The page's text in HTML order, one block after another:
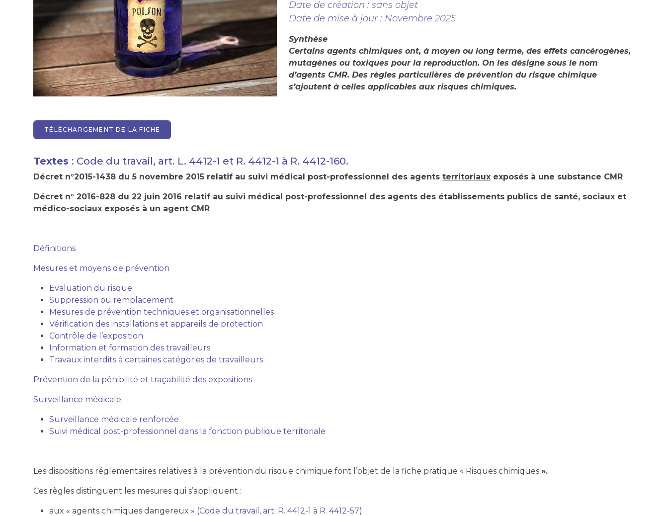
TÉLÉCHARGEMENT DE LA FICHE
Date de création : sans objet
Date de mise à jour : Novembre 2025
Synthèse
Certains agents chimiques ont, à moyen ou long terme, des effets cancérogènes,
mutagènes ou toxiques pour la reproduction. On les désigne sous le nom
d’agents CMR. Des règles particulières de prévention du risque chimique
s’ajoutent à celles applicables aux risques chimiques.
Textes : Code du travail, art. L. 4412-1 et R. 4412-1 à R. 4412-160.
Décret n°2015-1438 du 5 novembre 2015 relatif au suivi médical post-professionnel des agentsterritoriaux exposés à une substance CMR
Décret n° 2016-828 du 22 juin 2016 relatif au suivi médical post-professionnel des agents des établissements publics de santé, sociaux et
médico-sociaux exposés à un agent CMR
Définitions
Mesures et moyens de prévention
Evaluation du risque
Suppression ou remplacement
Mesures de prévention techniques et organisationnelles
Vérification des installations et appareils de protection
Contrôle de l’exposition
Information et formation des travailleurs
Travaux interdits à certaines catégories de travailleurs
Prévention de la pénibilité et traçabilité des expositions
Surveillance médicale
Surveillance médicale renforcée
Suivi médical post-professionnel dans la fonction publique territoriale
Les dispositions réglementaires relatives à la prévention du risque chimique font l’objet de la fiche pratique « Risques chimiques».
Ces règles distinguent les mesures qui s’appliquent :
aux « agents chimiques dangereux » (Code du travail, art. R. 4412-1 à R. 4412-57)